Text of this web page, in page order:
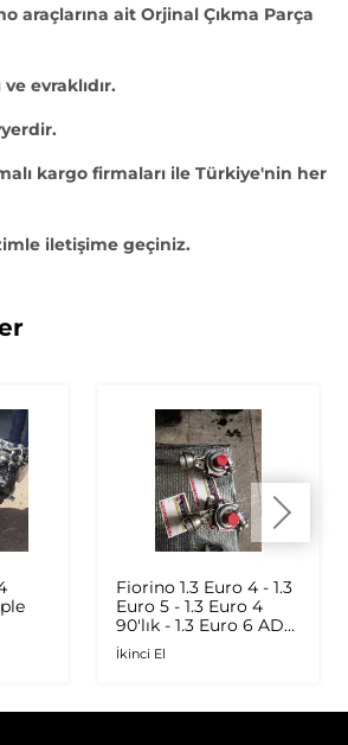
araçlarına ait Orjinal Çıkma Parça
evraklıdır.
kargo firmaları ile Türkiye'nin her
iletişime geçiniz.
Fiorino 1.3 Euro 4 - 1.3
Euro 5 - 1.3 Euro 4
90'lık - 1.3 Euro 6 AD
Plus 1.6 Multijet - 1.9
JTD Orijinal Turbo
İkinci El